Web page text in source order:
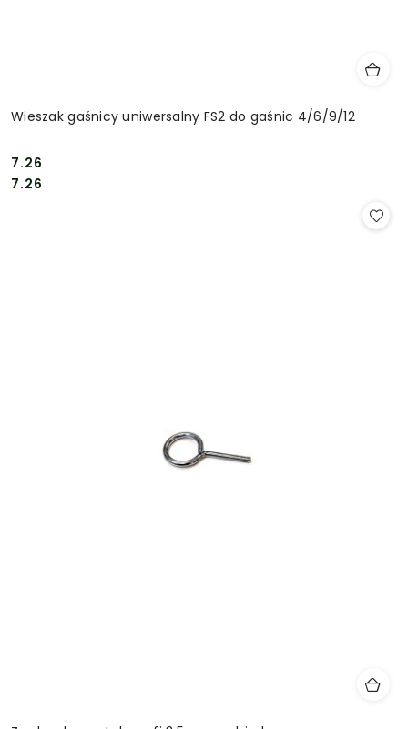
Wieszak gaśnicy uniwersalny FS2 do gaśnic 4/6/9/12
Cena:
7.26
Cena:
7.26